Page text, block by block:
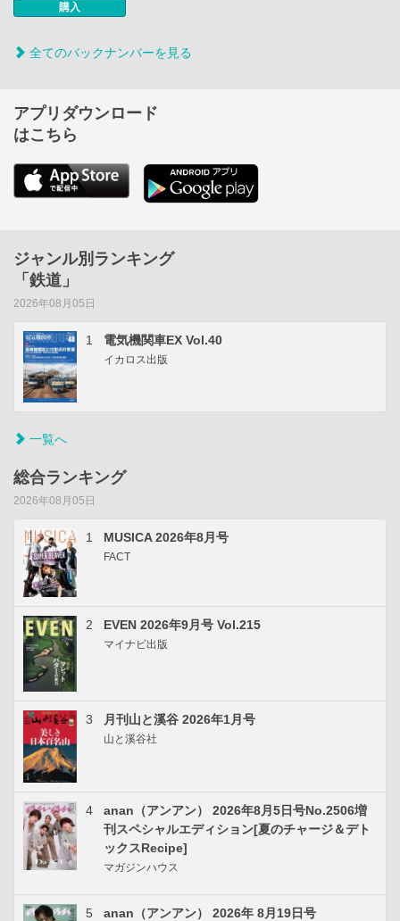
購入
全てのバックナンバーを見る
アプリダウンロード
はこちら
ジャンル別ランキング
「鉄道」
2026年08月05日
1 電気機関車EX Vol.40
イカロス出版
一覧へ
総合ランキング
2026年08月05日
1 MUSICA 2026年8月号
FACT
2 EVEN 2026年9月号 Vol.215
マイナビ出版
3 月刊山と溪谷 2026年1月号
山と溪谷社
4
anan（アンアン） 2026年8月5日号No.2506増
刊スペシャルエディション[夏のチャージ＆デト
ックスRecipe]
マガジンハウス
5
anan（アンアン） 2026年 8月19日号